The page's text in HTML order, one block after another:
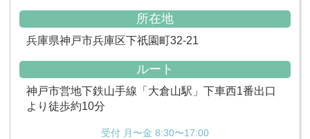
所在地
兵庫県神戸市兵庫区下祇園町32-21
ルート
神戸市営地下鉄山手線「大倉山駅」下車西1番出口
より徒歩約10分
受付 月〜金 8:30〜17:00